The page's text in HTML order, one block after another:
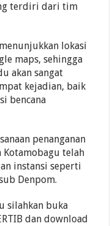
terdiri dari tim
lokasi
maps, sehingga
akan sangat
kejadian, baik
bencana
penanganan
Kotamobagu telah
instansi seperti
Denpom.
silahkan buka
dan download